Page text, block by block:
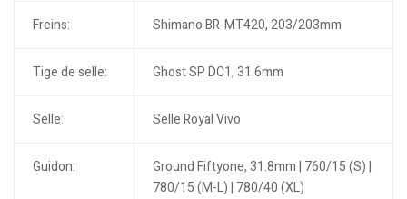
Freins: Shimano BR-MT420, 203/203mm
Tige de selle: Ghost SP DC1, 31.6mm
Selle: Selle Royal Vivo
Guidon:
Ground Fiftyone, 31.8mm | 760/15 (S) |
780/15 (M-L) | 780/40 (XL)